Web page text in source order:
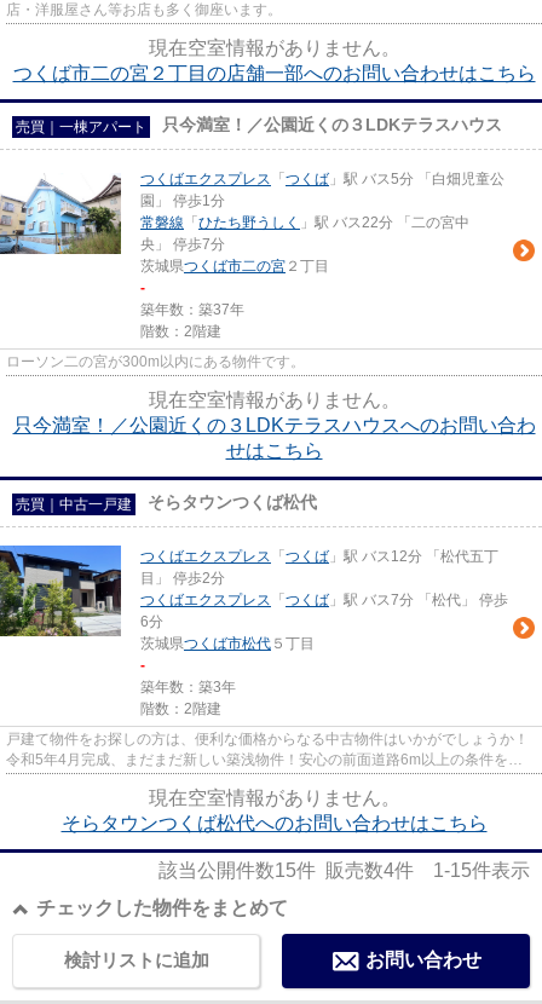
店・洋服屋さん等お店も多く御座います。
現在空室情報がありません。
つくば市二の宮２丁目の店舗一部へのお問い合わせはこちら
売買｜一棟アパート 只今満室！／公園近くの３LDKテラスハウス
つくばエクスプレス 「 つくば 」駅 バス5分 「白畑児童公
園」 停歩1分
常磐線 「 ひたち野うしく 」駅 バス22分 「二の宮中
央」 停歩7分
茨城県つくば市二の宮 ２丁目
-
築年数：築37年
階数：2階建
ローソン二の宮が300m以内にある物件です。
現在空室情報がありません。
只今満室！／公園近くの３LDKテラスハウスへのお問い合わ
せはこちら
売買｜中古一戸建 そらタウンつくば松代
つくばエクスプレス 「 つくば 」駅 バス12分 「松代五丁
目」 停歩2分
つくばエクスプレス 「 つくば 」駅 バス7分 「松代」 停歩
6分
茨城県つくば市松代 ５丁目
-
築年数：築3年
階数：2階建
戸建て物件をお探しの方は、便利な価格からなる中古物件はいかがでしょうか！
令和5年4月完成、まだまだ新しい築浅物件！安心の前面道路6m以上の条件を備
現在空室情報がありません。
そらタウンつくば松代へのお問い合わせはこちら
該当公開件数15件 販売数4件 1-15件表示
チェックした物件をまとめて
お問い合わせ
検討リストに追加